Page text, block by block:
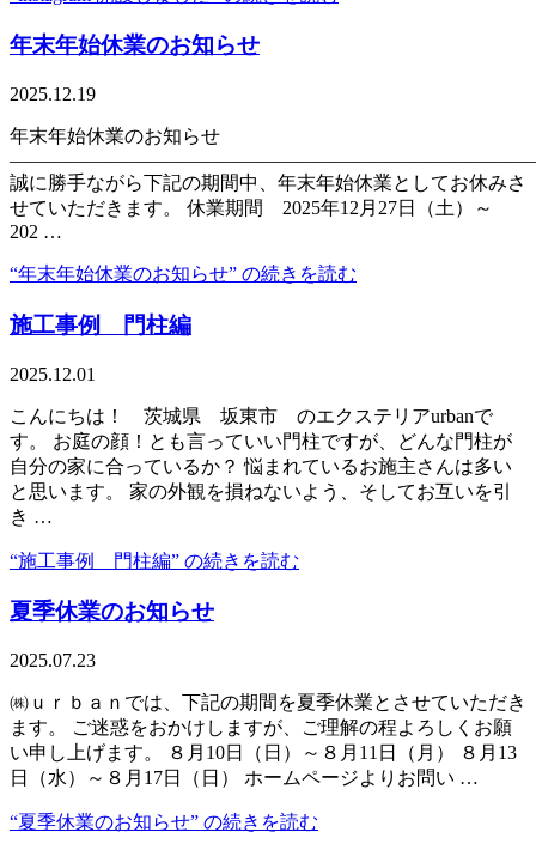
年末年始休業のお知らせ
2025.12.19
年末年始休業のお知らせ
誠に勝手ながら下記の期間中、年末年始休業としてお休みさ
せていただきます。 休業期間 2025年12月27日（土）～
202 …
“年末年始休業のお知らせ” の続きを読む
施工事例 門柱編
2025.12.01
こんにちは！ 茨城県 坂東市 のエクステリアurbanで
す。 お庭の顔！とも言っていい門柱ですが、どんな門柱が
自分の家に合っているか？ 悩まれているお施主さんは多い
と思います。 家の外観を損ねないよう、そしてお互いを引
き …
“施工事例 門柱編” の続きを読む
夏季休業のお知らせ
2025.07.23
㈱ｕｒｂａｎでは、下記の期間を夏季休業とさせていただき
ます。 ご迷惑をおかけしますが、ご理解の程よろしくお願
い申し上げます。 ８月10日（日）～８月11日（月） ８月13
日（水）～８月17日（日） ホームページよりお問い …
“夏季休業のお知らせ” の続きを読む